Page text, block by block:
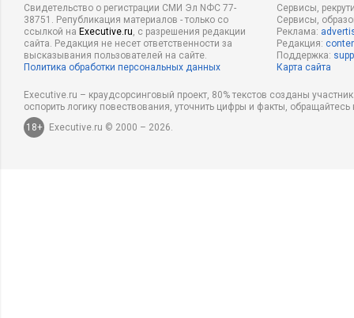
Свидетельство о регистрации СМИ Эл NФС 77-
38751. Републикация материалов - только со
ссылкой на Executive.ru, с разрешения редакции
сайта. Редакция не несет ответственности за
высказывания пользователей на сайте.
Политика обработки персональных данных
Сервисы,
Сервисы,
Реклама:
Редакция:
Поддержка:
Карта сайта
Executive.ru – краудсорсинговый проект, 80% текстов созданы
оспорить логику повествования, уточнить цифры и факты,
18+
Executive.ru © 2000 – 2026.